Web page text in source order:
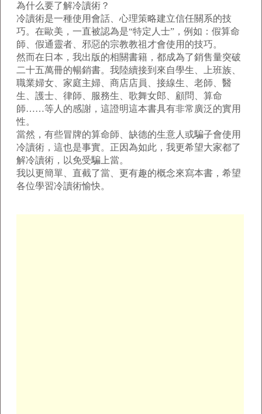
為什么要了解冷讀術？
冷讀術是一種使用會話、心理策略建立信任關系的技
巧。在歐美，一直被認為是“特定人士”，例如：假算命
師、假通靈者、邪惡的宗教教祖才會使用的技巧。
然而在日本，我出版的相關書籍，都成為了銷售量突破
二十五萬冊的暢銷書。我陸續接到來自學生、上班族、
職業婦女、家庭主婦、商店店員、接線生、老師、醫
生、護士、律師、服務生、歌舞女郎、顧問、算命
師……等人的感謝，這證明這本書具有非常廣泛的實用
性。
當然，有些冒牌的算命師、缺德的生意人或騙子會使用
冷讀術，這也是事實。正因為如此，我更希望大家都了
解冷讀術，以免受騙上當。
我以更簡單、直截了當、更有趣的概念來寫本書，希望
各位學習冷讀術愉快。